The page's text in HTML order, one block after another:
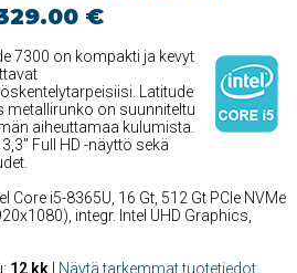
€
7300 on kompakti ja kevyt
Latitude
metallirunko on suunniteltu
aiheuttamaa kulumista.
Full HD -näyttö sekä
Core i5-8365U, 16 Gt, 512 Gt PCIe NVMe
integr. Intel UHD Graphics,
12 kk Näytä tarkemmat tuotetiedot